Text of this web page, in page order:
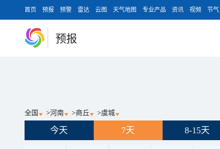
首页 预报 预警 雷达 云图 天气地图 专业产品 资讯 视频 节气
预报
全国 >河南 >商丘 >虞城
今天 7天 8-15天